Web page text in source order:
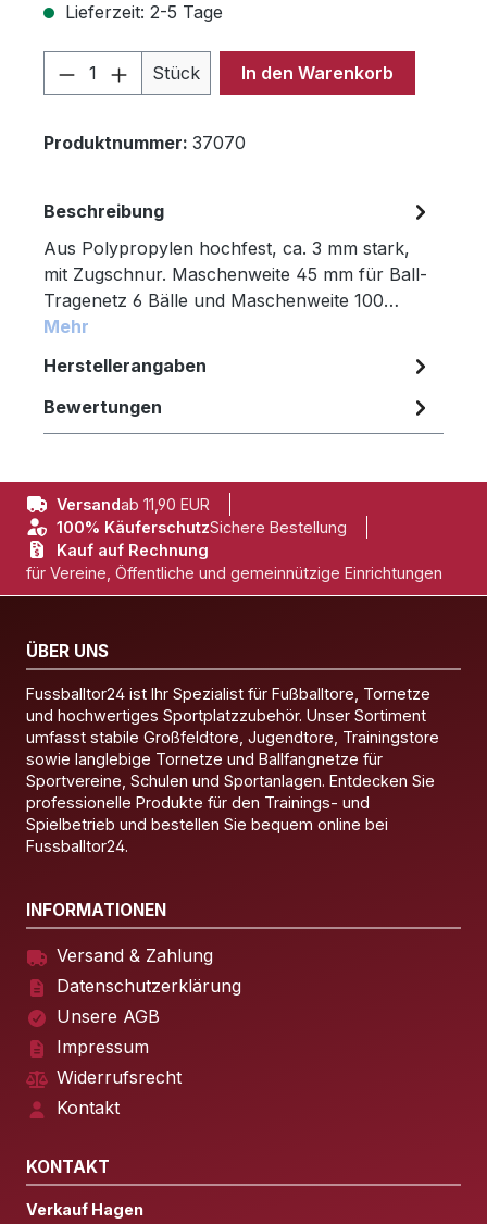
Lieferzeit: 2-5 Tage
Produkt Anzahl: Gib den
Stück In den Warenkorb
Produktnummer: 37070
Beschreibung
Aus Polypropylen hochfest, ca. 3 mm stark,
mit Zugschnur. Maschenweite 45 mm für Ball-
Tragenetz 6 Bälle und Maschenweite 100…
Mehr
Herstellerangaben
Bewertungen
Versandab 11,90 EUR
100% KäuferschutzSichere Bestellung
Kauf auf Rechnung
für Vereine, Öffentliche und gemeinnützige Einrichtungen
ÜBER UNS
Fussballtor24 ist Ihr Spezialist für Fußballtore, Tornetze
und hochwertiges Sportplatzzubehör. Unser Sortiment
umfasst stabile Großfeldtore, Jugendtore, Trainingstore
sowie langlebige Tornetze und Ballfangnetze für
Sportvereine, Schulen und Sportanlagen. Entdecken Sie
professionelle Produkte für den Trainings- und
Spielbetrieb und bestellen Sie bequem online bei
Fussballtor24.
INFORMATIONEN
Versand & Zahlung
Datenschutzerklärung
Unsere AGB
Impressum
Widerrufsrecht
Kontakt
KONTAKT
Verkauf Hagen